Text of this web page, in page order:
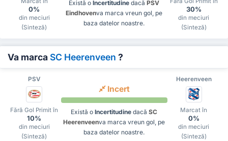
0%
din meciuri
(Sinteză)
Există o Incertitudine dacă PSV
Eindhovenva marca vreun gol, pe
baza datelor noastre.
30%
din meciuri
(Sinteză)
Va marcaSC Heerenveen ?
PSV Heerenveen
Fără Gol Primit în
10%
din meciuri
(Sinteză)
Incert
Există o Incertitudine dacă SC
Heerenveenva marca vreun gol, pe
baza datelor noastre.
Marcat în
0%
din meciuri
(Sinteză)